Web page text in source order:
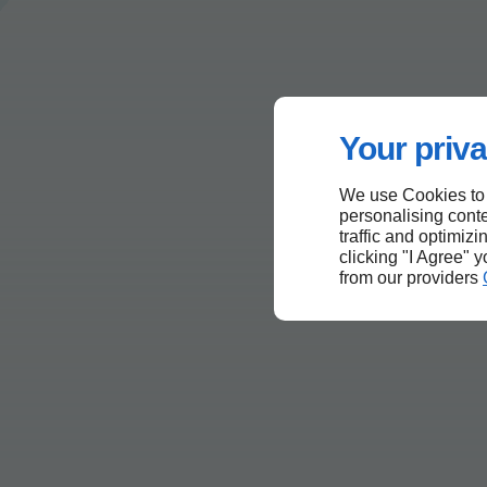
Your
We use Cookies
personalising
traffic and
clicking "I Agree"
from our providers